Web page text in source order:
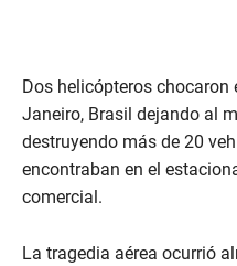
Dos helicópteros chocaron
Janeiro, Brasil dejando al
destruyendo más de 20
encontraban en el
comercial.
La tragedia aérea ocurrió